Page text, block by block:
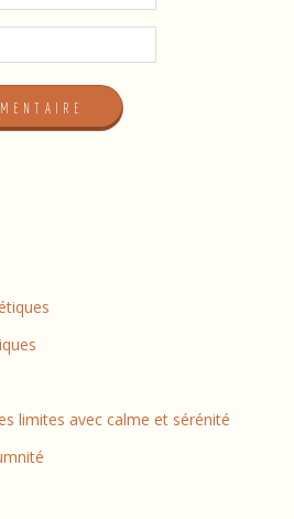
limites avec calme et sérénité